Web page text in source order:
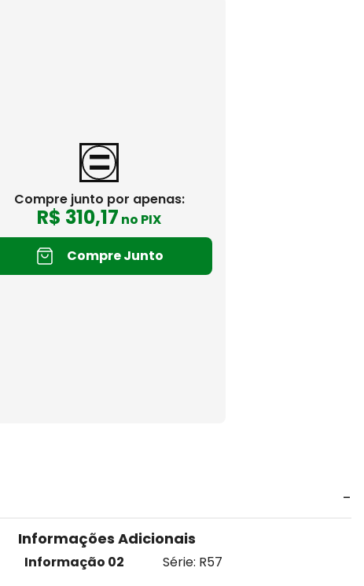
Compre junto por apenas:
R$ 310,17 no PIX
Compre Junto
Informações Adicionais
Informação 02 Série: R57